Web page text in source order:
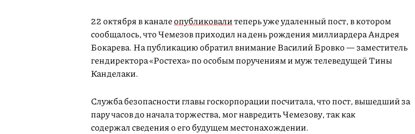
22 октября в каналеопубликовалитеперь уже удаленный пост, в котором
сообщалось, что Чемезов приходил на день рождения миллиардера Андрея
Бокарева. На публикацию обратил внимание Василий Бровко — заместитель
гендиректора «Ростеха» по особым поручениям и муж телеведущей Тины
Канделаки.
Служба безопасности главы госкорпорации посчитала, что пост, вышедший за
пару часов до начала торжества, мог навредить Чемезову, так как
содержал сведения о его будущем местонахождении.